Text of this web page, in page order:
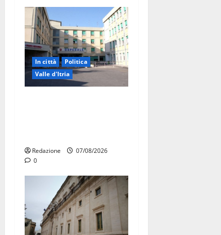
In città
Politica
Valle d'Itria
Redazione
07/08/2026
0